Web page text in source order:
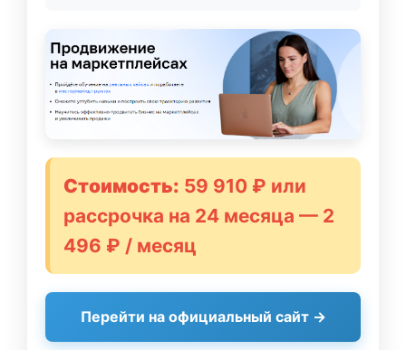
Стоимость: 59 910 ₽ или
рассрочка на 24 месяца — 2
496 ₽ / месяц
Перейти на официальный сайт →